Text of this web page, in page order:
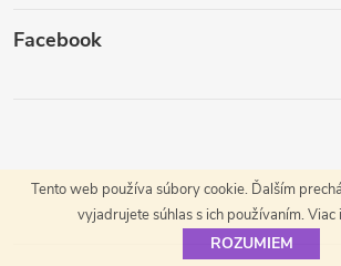
Tento web používa súbory cookie. Ďalším
vyjadrujete súhlas s ich používaním.
ROZUMIEM
Facebook